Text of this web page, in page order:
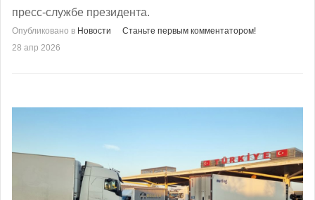
пресс-службе президента.
Опубликовано в Новости
Станьте первым комментатором!
28 апр 2026